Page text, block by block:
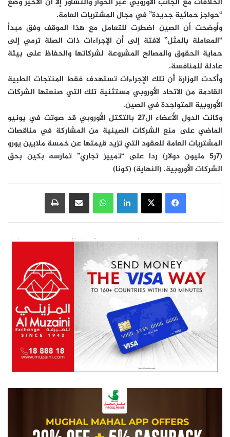
“حواجز حمائية جديدة” في مجال المشتريات العامة.
وأوضحت أن الصين اضطرت للتعامل مع هذا الموقف وفق مبدأ
“المعاملة بالمثل” لافتة إلى أن الإجراءات ذات الصلة ترمي إلى
حماية الحقوق والمصالح المشروعة لشركاتها والحفاظ على بيئة
عادلة للمنافسة.
وأكدت الوزارة أن تلك الإجراءات تستهدف فقط المنتجات الطبية
القادمة من الاتحاد الأوروبي مستثنية تلك التي صنعتها الشركات
الأوروبية المتواجدة في الصين.
وكانت الدول الأعضاء ال27 بالتكتل الأوروبي قد صوتت في يونيو
الماضي على منع الشركات الصينية من المشاركة في مناقصات
المشتريات العامة للعقود التي تزيد قيمتها عن خمسة ملايين يورو
(7ر5 مليون دولار) ردا على “تمييز تجاري” تمارسه بكين بحق
الشركات الأوروبية. (النهاية) (كونا)
فيسبوك‫X لينكدإنواتساب مشاركة عبر البريد طباعة